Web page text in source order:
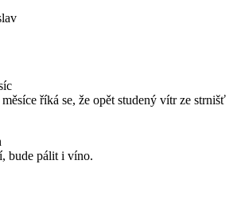
říká se, že opět studený vítr ze strnišť
bude pálit i víno.